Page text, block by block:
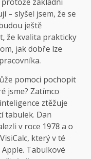
– slyšel jsem, že se
ještě
že kvalita prakticky
jak dobře lze
pomoci pochopit
jsme? Zatímco
ztěžuje
tabulek. Dan
v roce 1978 a o
který v té
Tabulkové